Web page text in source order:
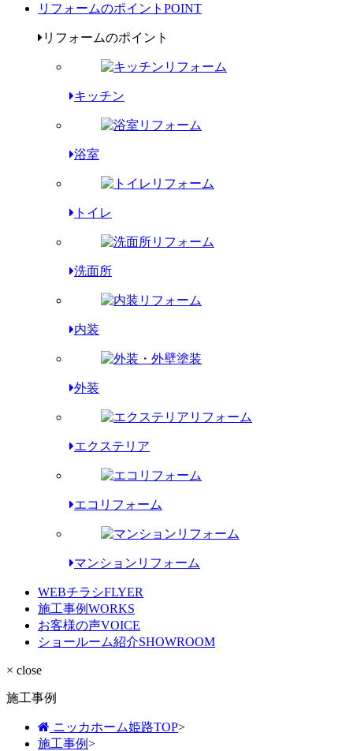
リフォームのポイント POINT
リフォームのポイント
キッチン
浴室
トイレ
洗面所
内装
外装
エクステリア
エコリフォーム
マンションリフォーム
WEBチラシFLYER
施工事例WORKS
お客様の声VOICE
ショールーム紹介SHOWROOM
× close
施工事例
ニッカホーム姫路TOP>
施工事例>